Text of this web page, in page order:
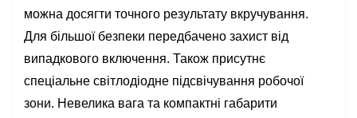
можна досягти точного результату вкручування.
Для більшої безпеки передбачено захист від
випадкового включення. Також присутнє
спеціальне світлодіодне підсвічування робочої
зони. Невелика вага та компактні габарити